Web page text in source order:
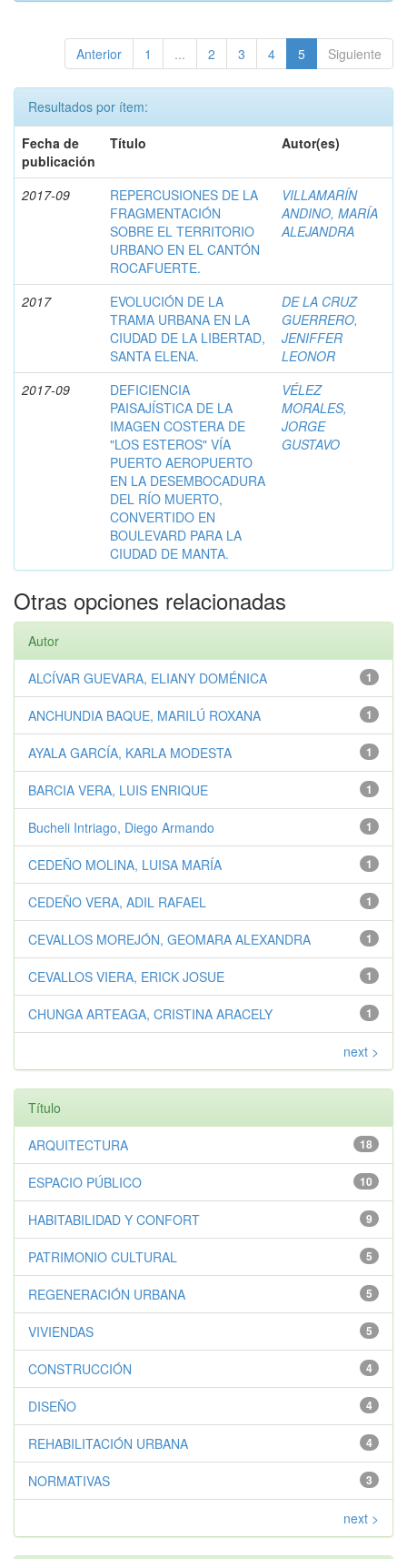
Anterior 1 ... 2 3 4 5 Siguiente
Resultados por ítem:
Fecha de
publicación
Título Autor(es)
2017-09
REPERCUSIONES DE LA
FRAGMENTACIÓN
SOBRE EL TERRITORIO
URBANO EN EL CANTÓN
ROCAFUERTE.
VILLAMARÍN
ANDINO, MARÍA
ALEJANDRA
2017
EVOLUCIÓN DE LA
TRAMA URBANA EN LA
CIUDAD DE LA LIBERTAD,
SANTA ELENA.
DE LA CRUZ
GUERRERO,
JENIFFER
LEONOR
2017-09
DEFICIENCIA
PAISAJÍSTICA DE LA
IMAGEN COSTERA DE
"LOS ESTEROS" VÍA
PUERTO AEROPUERTO
EN LA DESEMBOCADURA
DEL RÍO MUERTO,
CONVERTIDO EN
BOULEVARD PARA LA
CIUDAD DE MANTA.
VÉLEZ
MORALES,
JORGE
GUSTAVO
Otras opciones relacionadas
Autor
1
ALCÍVAR GUEVARA, ELIANY DOMÉNICA
1
ANCHUNDIA BAQUE, MARILÚ ROXANA
1
AYALA GARCÍA, KARLA MODESTA
1
BARCIA VERA, LUIS ENRIQUE
1
Bucheli Intriago, Diego Armando
1
CEDEÑO MOLINA, LUISA MARÍA
1
CEDEÑO VERA, ADIL RAFAEL
1
CEVALLOS MOREJÓN, GEOMARA ALEXANDRA
1
CEVALLOS VIERA, ERICK JOSUE
1
CHUNGA ARTEAGA, CRISTINA ARACELY
next >
Título
18
ARQUITECTURA
10
ESPACIO PÚBLICO
9
HABITABILIDAD Y CONFORT
5
PATRIMONIO CULTURAL
5
REGENERACIÓN URBANA
5
VIVIENDAS
4
CONSTRUCCIÓN
4
DISEÑO
4
REHABILITACIÓN URBANA
3
NORMATIVAS
next >